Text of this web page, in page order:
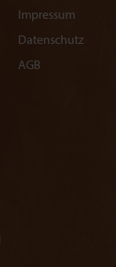
Impressum
Datenschutz
AGB